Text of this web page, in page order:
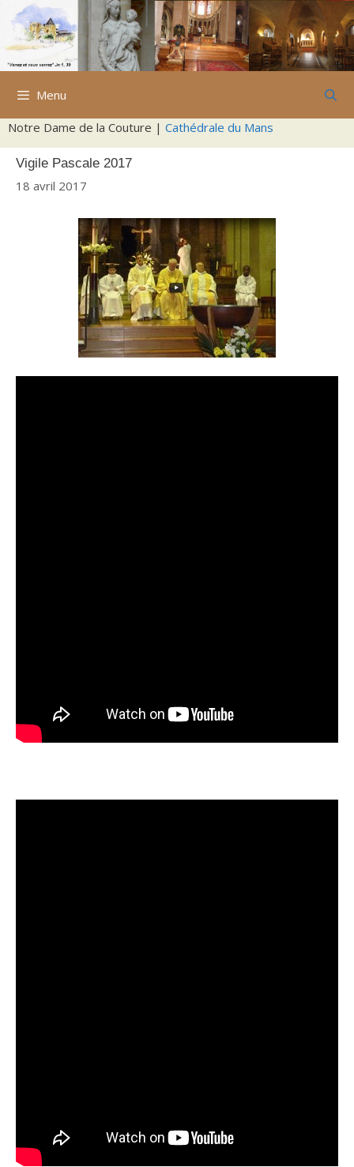
Aller
contenu
Menu
Notre Dame de la Couture | Cathédrale du Mans
Vigile Pascale 2017
18 avril 2017